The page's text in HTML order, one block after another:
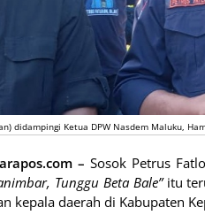
didampingi Ketua DPW Nasdem Maluku,
– Sosok Petrus
Tunggu Beta Bale”itu
kepala daerah di Kabupaten